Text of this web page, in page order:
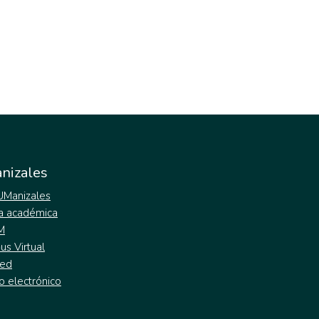
académica
Virtual
electrónico